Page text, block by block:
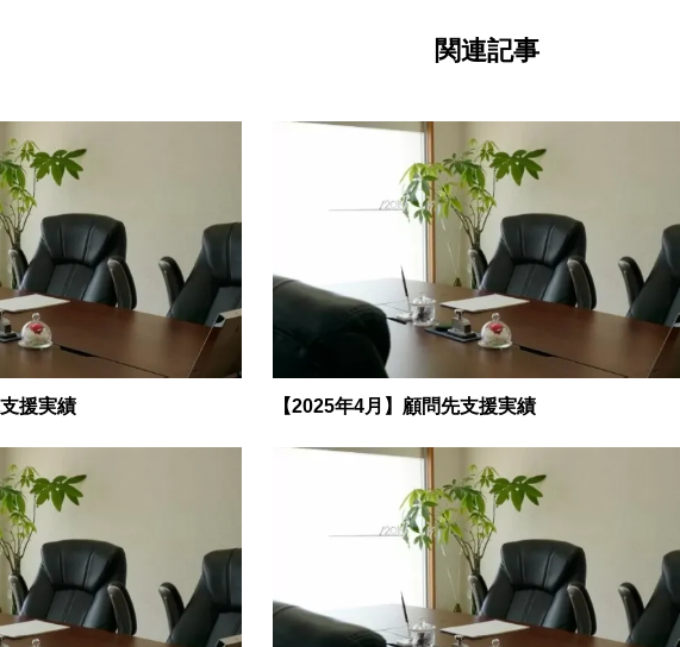
関連記事
援実績 【2025年4月】顧問先支援実績